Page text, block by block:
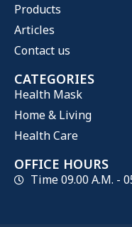
Products
Articles
Contact us
CATEGORIES
Health Mask
Home & Living
Health Care
OFFICE HOURS
Time 09.00 A.M. -